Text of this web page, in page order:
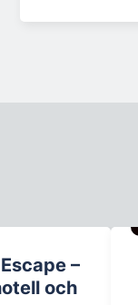
–
och